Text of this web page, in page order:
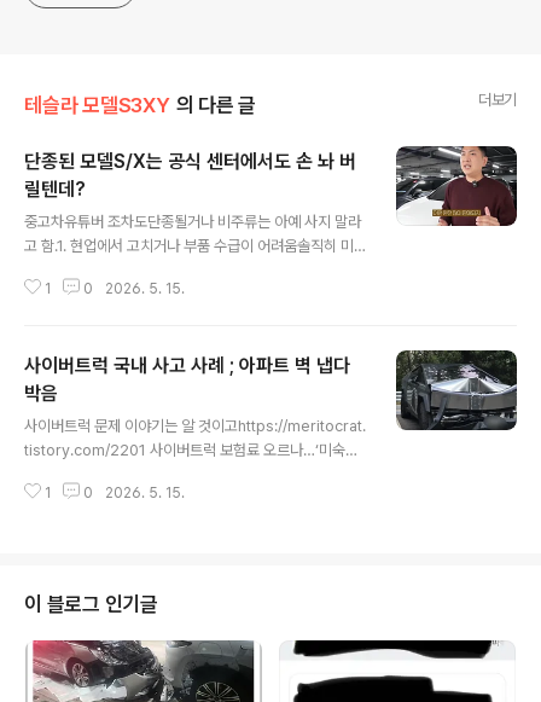
테슬라 모델S3XY 의 다른 글 더보기
단종된 모델S/X는 공식 센터에서도 손 놔 버
릴텐데?
중고차유튜버 조차도단종될거나 비주류는 아예 사지 말라
고 함.1. 현업에서 고치거나 부품 수급이 어려움솔직히 미국
자 심각..."역대급 미완성" - https://meritocrat.tistory.
가 심각하다는 것은 이미 알려 드린 바 있는데,(특히 신차인
데 에어서스 고장 ㄷㄷ) https://meritocrat.tistory.co
m/2000 2026년에 모델S/모델X 충동구매는 meritocr
at.tistory.com2. 앞으로 사설 센터에서 잘 취급 안하려
고 함3. 테슬라 공식센터도 구형에 대해 사실상 방치그 쉽
다는 디씨콤보 레트로..
1 0 2026. 5. 15.
사이버트럭 국내 사고 사례 ; 아파트 벽 냅다
박음
사이버트럭 문제 이야기는 알 것이고https://meritocrat.
tistory.com/2201 사이버트럭 보험료 오르나…‘미숙련
짜 많다.사이버트럭도 과학차 되나…운전습관 최악 속출 -
트에서 들이대다 사고가 난 듯. https://youtu.be/9U4D
NYVpK5Y?si=5s_EbtdfUSVMyO3e .... 사람이 다쳤
거나 불이 났거나 하진 않아 다행이긴 하지만, 이 좁고 가파
른 골목길에서얼마나 강하게 박았으면 ㄷㄷ 배터리까지
먹..
1 0 2026. 5. 15.
이 블로그 인기글